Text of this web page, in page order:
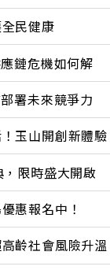
民健康
鏈危機如何解
署未來競爭力
玉山開創新體驗
限時盛大開啟
惠報名中！
齡社會風險升溫